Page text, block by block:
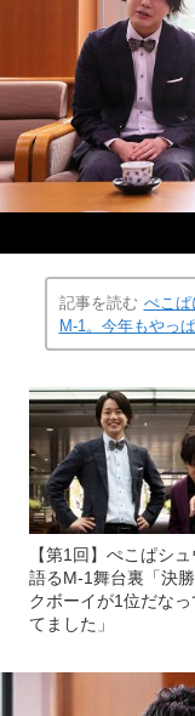
記事を読む ぺこぱ
M-1。今年もやっ
【第1回】ぺこぱシ
語るM-1舞台裏「決
クボーイが1位だなっ
てました」